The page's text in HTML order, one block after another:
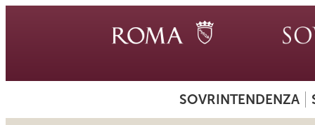
SOVRINTENDENZA